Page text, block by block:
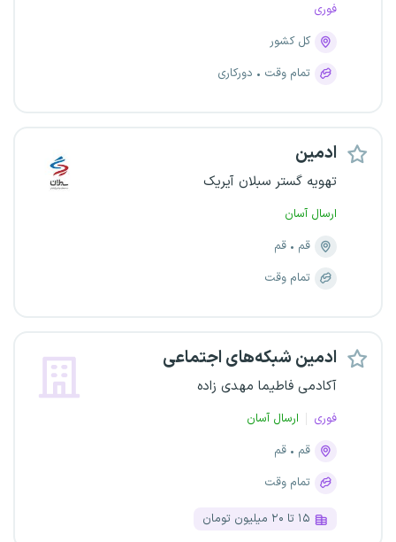
فوری
کل کشور
تمام وقت
دورکاری
ادمین
تهویه گستر سبلان آیریک
ارسال آسان
قم
قم
تمام وقت
ادمین شبکه‌های اجتماعی
آکادمی فاطیما مهدی زاده
فوری
ارسال آسان
قم
قم
تمام وقت
۱۵ تا ۲۰ میلیون تومان